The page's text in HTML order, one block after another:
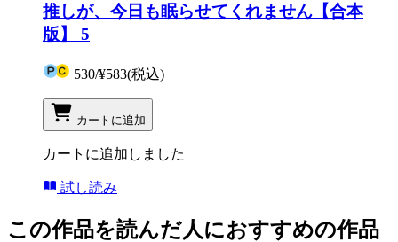
推しが、今日も眠らせてくれません【合本
版】 5
530/¥583(税込)
カートに追加
カートに追加しました
試し読み
この作品を読んだ人におすすめの作品